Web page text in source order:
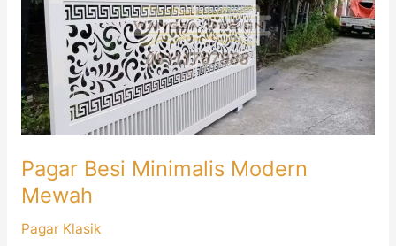
Pagar Besi Minimalis Modern
Mewah
Pagar Klasik
Modern
Mewah